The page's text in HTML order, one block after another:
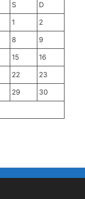
S D
1 2
8 9
15 16
22 23
29 30